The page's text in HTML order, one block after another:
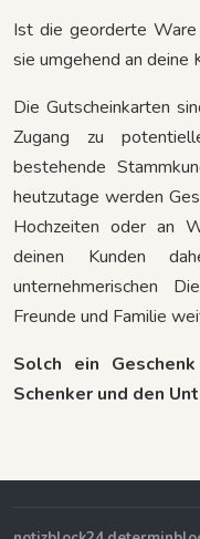
Ist die georderte
sie umgehend an deine
Die Gutscheinkarten
Zugang zu
bestehende
heutzutage werden
Hochzeiten oder an
deinen Kunden
unternehmerischen
Freunde und Familie
Solch ein
Schenker und den